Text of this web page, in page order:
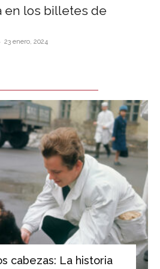
en los billetes de
- 23 enero, 2024
cabezas: La historia